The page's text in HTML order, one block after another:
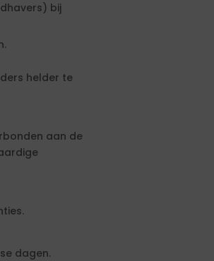
bij
helder te
aan de
dagen.